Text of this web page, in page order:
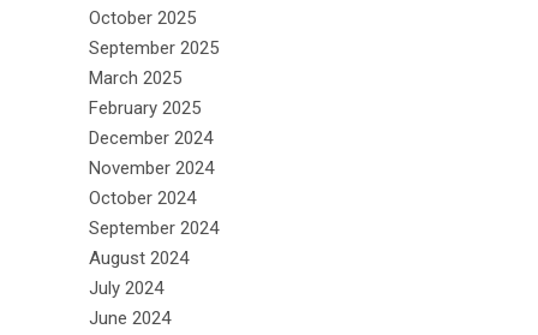
October 2025
September 2025
March 2025
February 2025
December 2024
November 2024
October 2024
September 2024
August 2024
July 2024
June 2024